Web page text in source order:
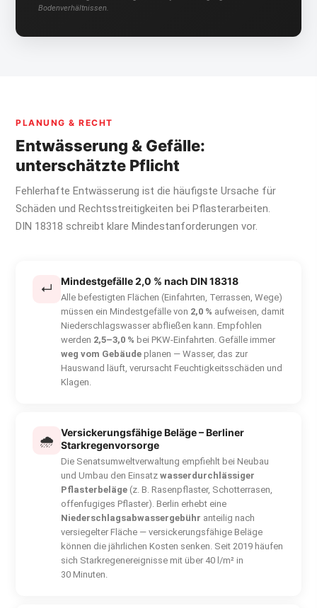
Bodenverhältnissen.
PLANUNG & RECHT
Entwässerung & Gefälle:
unterschätzte Pflicht
Fehlerhafte Entwässerung ist die häufigste Ursache für
Schäden und Rechtsstreitigkeiten bei Pflasterarbeiten.
DIN 18318 schreibt klare Mindestanforderungen vor.
↵
Mindestgefälle 2,0 % nach DIN 18318
Alle befestigten Flächen (Einfahrten, Terrassen, Wege)
müssen ein Mindestgefälle von 2,0 % aufweisen, damit
Niederschlagswasser abfließen kann. Empfohlen
werden 2,5–3,0 % bei PKW-Einfahrten. Gefälle immer
weg vom Gebäude planen — Wasser, das zur
Hauswand läuft, verursacht Feuchtigkeitsschäden und
Klagen.
🌧
Versickerungsfähige Beläge – Berliner
Starkregenvorsorge
Die Senatsumweltverwaltung empfiehlt bei Neubau
und Umbau den Einsatz wasserdurchlässiger
Pflasterbeläge (z. B. Rasenpflaster, Schotterrasen,
offenfugiges Pflaster). Berlin erhebt eine
Niederschlagsabwassergebühr anteilig nach
versiegelter Fläche — versickerungsfähige Beläge
können die jährlichen Kosten senken. Seit 2019 häufen
sich Starkregenereignisse mit über 40 l/m² in
30 Minuten.